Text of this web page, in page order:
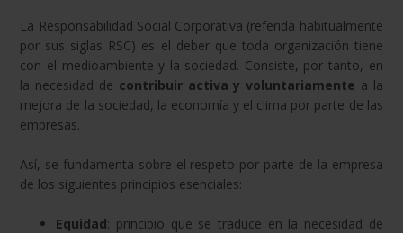
La Responsabilidad Social Corporativa (referida habitualmente
por sus siglas RSC) es el deber que toda organización tiene
con el medioambiente y la sociedad. Consiste, por tanto, en
la necesidad de contribuir activa y voluntariamente a la
mejora de la sociedad, la economía y el clima por parte de las
empresas.
Así, se fundamenta sobre el respeto por parte de la empresa
de los siguientes principios esenciales:
Equidad: principio que se traduce en la necesidad de